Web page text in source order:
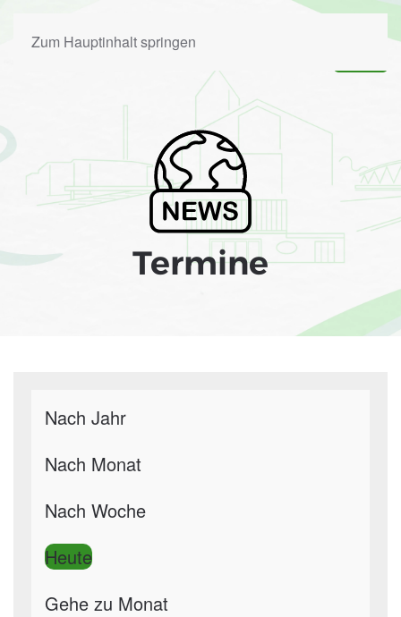
Zum Hauptinhalt springen
Termine
Nach Jahr
Nach Monat
Nach Woche
Heute
Gehe zu Monat